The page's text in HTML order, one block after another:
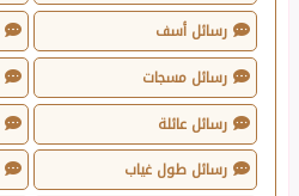
رسائل أسف
رسائل مسجات
رسائل عائلة
رسائل طول غياب